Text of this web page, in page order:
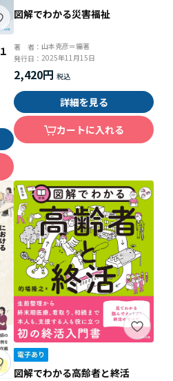
図解でわかる災害福祉
著 者： 山本克彦＝編著
発行日： 2025年11月15日
2,420円
詳細を見る
カートに入れる
図解でわかる高齢者と終活